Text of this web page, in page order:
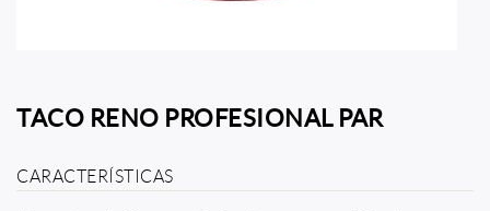
TACO RENO PROFESIONAL PAR
CARACTERÍSTICAS